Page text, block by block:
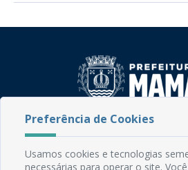
Fone: (83) 3292-2246
Preferência de Cookies
Usamos cookies e tecnologias
necessárias para operar o site.